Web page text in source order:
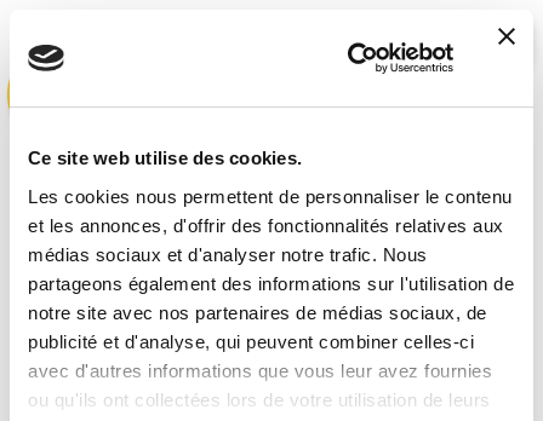
Ce site web utilise des cookies.
Les cookies nous permettent de personnaliser le contenu
et les annonces, d'offrir des fonctionnalités relatives aux
médias sociaux et d'analyser notre trafic. Nous
partageons également des informations sur l'utilisation de
notre site avec nos partenaires de médias sociaux, de
publicité et d'analyse, qui peuvent combiner celles-ci
avec d'autres informations que vous leur avez fournies
ou qu'ils ont collectées lors de votre utilisation de leurs
No items added to the wishlist
Qui sommes-nous?
Activités ESG